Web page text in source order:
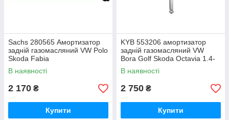
Sachs 280565 Амортизатор
задній газомасляний VW Polo
Skoda Fabia
В наявності
2 170 ₴
Купити
KYB 553206 амортизатор
задній газомасляний VW
Bora Golf Skoda Octavia 1.4-
2.0
В наявності
2 750 ₴
Купити